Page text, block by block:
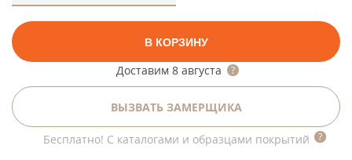
В КОРЗИНУ
Доставим 8 августа
ВЫЗВАТЬ ЗАМЕРЩИКА
Бесплатно! С каталогами и образцами покрытий